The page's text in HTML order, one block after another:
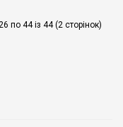
по 44 із 44 (2 сторінок)